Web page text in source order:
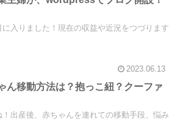
入りました！現在の収益や近況をつづります
2023.06.13
ん移動方法は？抱っこ紐？クーファ
出産後、赤ちゃんを連れての移動手段、悩み